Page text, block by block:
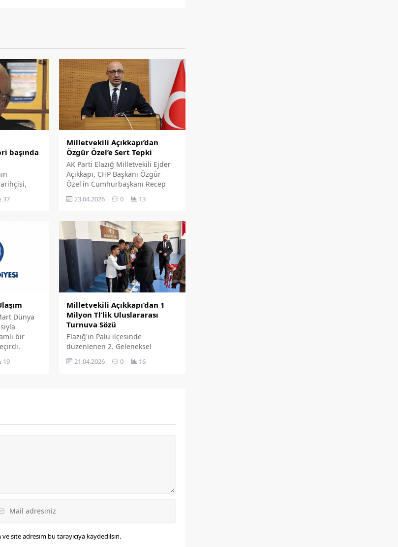
başında
37
Milletvekili Açıkkapı’dan
Özgür Özel’e Sert Tepki
AK Parti Elazığ Milletvekili Ejder
Açıkkapı, CHP Başkanı Özgür
Özel'in Cumhurbaşkanı Recep
Tayyip Erdoğan'a yönelik sözlerini
eleştirerek, bu ifadelerin siyasi
Türkiye'nin uluslararası itibarını
hedef aldığını savundu.
23.04.2026 0 13
Dünya
bir
19
Milletvekili Açıkkapı’dan 1
Milyon Tl’lik Uluslararası
Turnuva Sözü
Elazığ'ın Palu ilçesinde
düzenlenen 2. Geleneksel
ödül havuzu ve yoğun katılımla
21.04.2026 0 16
site adresim bu tarayıcıya kaydedilsin.